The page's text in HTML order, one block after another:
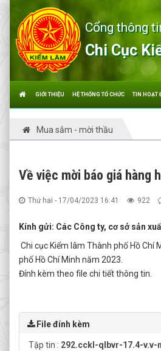
Cổng thông
Chi Cục
GIỚI THIỆU HỆ THỐNG TỔ CHỨC TIN HOẠT
Mua sắm - mời thầu
Về việc mời báo giá hàng
Thứ hai - 17/04/2023 16:41 922
Kính gửi: Các Công ty, cơ sở sản
Chi cục Kiểm lâm Thành phố Hồ
phố Hồ Chí Minh năm 2023.
Đính kèm theo file chi tiết thông tin.
File đính kèm
Tập tin : 292.cckl-qlbvr-17.4-